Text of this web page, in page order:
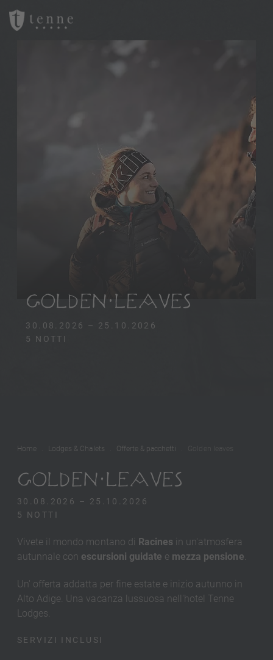
GOLDEN LEAVES
30.08.2026 – 25.10.2026
5 NOTTI
Home Lodges & Chalets Offerte & pacchetti Golden leaves
GOLDEN LEAVES
30.08.2026 – 25.10.2026
5 NOTTI
Vivete il mondo montano di Racines in un'atmosfera
autunnale con escursioni guidate e mezza pensione.
Un' offerta addatta per fine estate e inizio autunno in
Alto Adige. Una vacanza lussuosa nell'hotel Tenne
Lodges.
SERVIZI INCLUSI